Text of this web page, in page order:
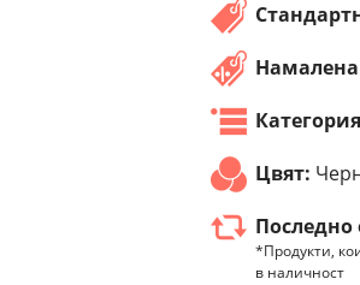
Цвят:
Последно
*Продукти,
в наличност